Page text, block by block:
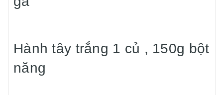
Hành tây trắng 1 củ , 150g bột
năng